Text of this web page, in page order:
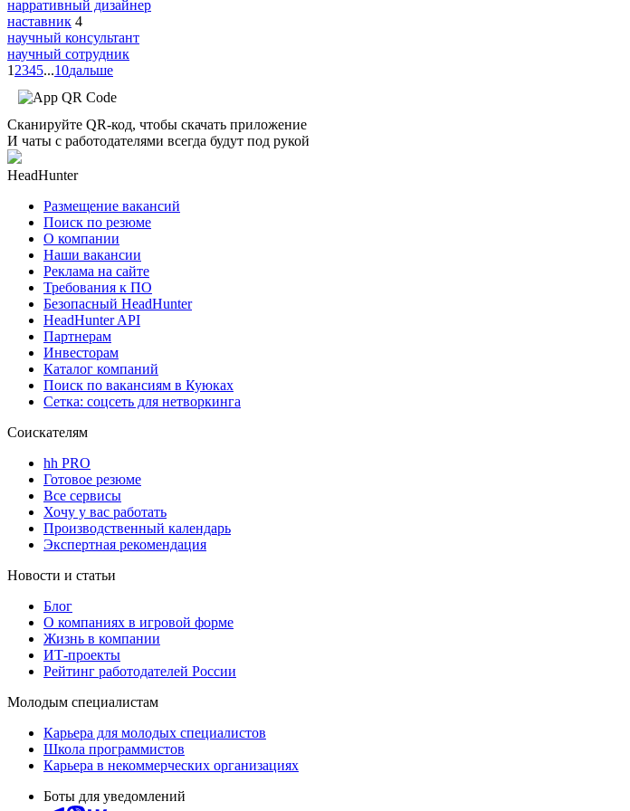
нарративный дизайнер
наставник 4
научный консультант
научный сотрудник
1 2345...10дальше
Сканируйте QR-код, чтобы скачать приложение
И чаты с работодателями всегда будут под рукой
HeadHunter
Размещение вакансий
Поиск по резюме
О компании
Наши вакансии
Реклама на сайте
Требования к ПО
Безопасный HeadHunter
HeadHunter API
Партнерам
Инвесторам
Каталог компаний
Поиск по вакансиям в Куюках
Сетка: соцсеть для нетворкинга
Соискателям
hh PRO
Готовое резюме
Все сервисы
Хочу у вас работать
Производственный календарь
Экспертная рекомендация
Новости и статьи
Блог
О компаниях в игровой форме
Жизнь в компании
ИТ-проекты
Рейтинг работодателей России
Молодым специалистам
Карьера для молодых специалистов
Школа программистов
Карьера в некоммерческих организациях
Боты для уведомлений